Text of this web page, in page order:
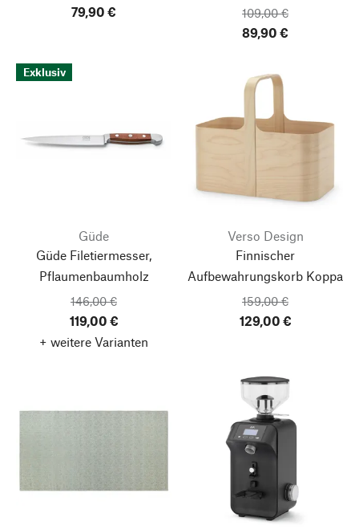
79,90 € 109,00 €
89,90 €
Exklusiv
Güde
Güde Filetiermesser,
Pflaumenbaumholz
146,00 €
119,00 €
+ weitere Varianten
Verso Design
Finnischer
Aufbewahrungskorb Koppa
159,00 €
129,00 €